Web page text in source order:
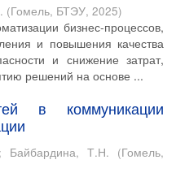
(Гомель, БТЭУ, 2025)
бизнес-процессов,
и повышения качества
и снижение затрат,
решений на основе ...
в коммуникации
; Байбардина, Т.Н. (Гомель,